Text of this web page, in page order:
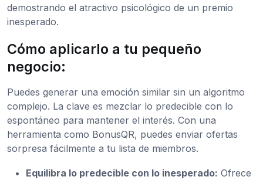
demostrando el atractivo psicológico de un premio
inesperado.
Cómo aplicarlo a tu pequeño
negocio:
Puedes generar una emoción similar sin un algoritmo
complejo. La clave es mezclar lo predecible con lo
espontáneo para mantener el interés. Con una
herramienta como BonusQR, puedes enviar ofertas
sorpresa fácilmente a tu lista de miembros.
Equilibra lo predecible con lo inesperado: Ofrece